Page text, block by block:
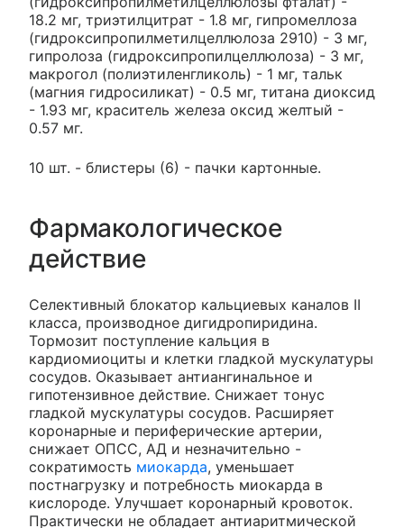
18.2 мг, триэтилцитрат - 1.8 мг, гипромеллоза
(гидроксипропилметилцеллюлоза 2910) - 3 мг,
гипролоза (гидроксипропилцеллюлоза) - 3 мг,
макрогол (полиэтиленгликоль) - 1 мг, тальк
(магния гидросиликат) - 0.5 мг, титана диоксид
- 1.93 мг, краситель железа оксид желтый -
0.57 мг.
10 шт. - блистеры (6) - пачки картонные.
Фармакологическое
действие
Селективный блокатор кальциевых каналов II
класса, производное дигидропиридина.
Тормозит поступление кальция в
кардиомиоциты и клетки гладкой мускулатуры
сосудов. Оказывает антиангинальное и
гипотензивное действие. Снижает тонус
гладкой мускулатуры сосудов. Расширяет
коронарные и периферические артерии,
снижает ОПСС, АД и незначительно -
сократимость миокарда, уменьшает
постнагрузку и потребность миокарда в
кислороде. Улучшает коронарный кровоток.
Практически не обладает антиаритмической